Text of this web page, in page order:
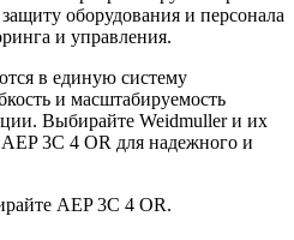
оборудования и персонала
и управления.
в единую систему
и масштабируемость
Выбирайте Weidmuller и их
3C 4 OR для надежного и
AEP 3C 4 OR.